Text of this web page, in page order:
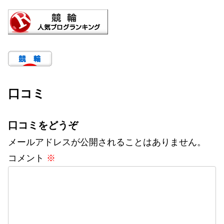
口コミ
口コミをどうぞ
メールアドレスが公開されることはありません。
コメント ※